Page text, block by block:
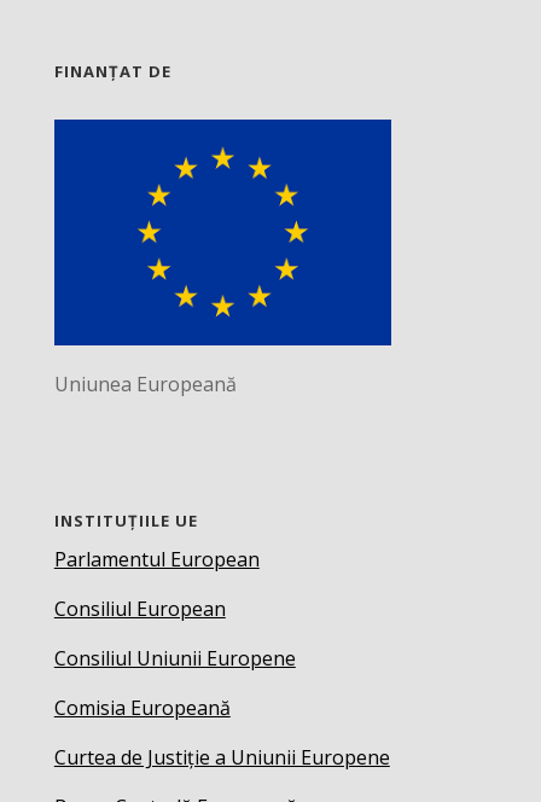
FINANȚAT DE
Uniunea Europeană
INSTITUȚIILE UE
Parlamentul European
Consiliul European
Consiliul Uniunii Europene
Comisia Europeană
Curtea de Justiție a Uniunii Europene